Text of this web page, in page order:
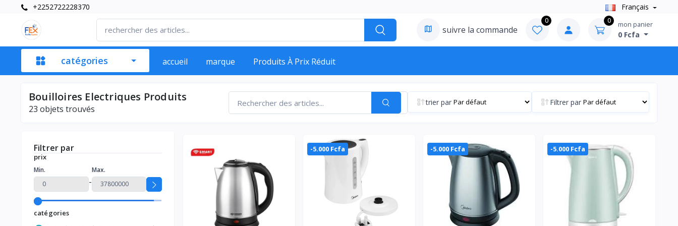
+2252722228370 Français
suivre la commande
0 0 mon panier
0 Fcfa
catégories accueil marque Produits À Prix Réduit
Bouilloires Electriques Produits
23 objets trouvés
trier par Filtrer par
Filtrer par
prix
Min.
-
Max.
catégories
-5.000 Fcfa -5.000 Fcfa -5.000 Fcfa